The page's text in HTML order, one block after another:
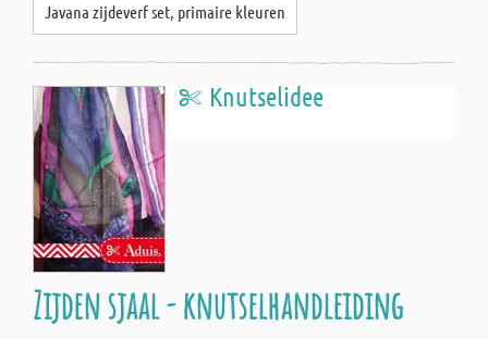
Javana zijdeverf set, primaire kleuren
Knutselidee
Zijden sjaal - knutselhandleiding